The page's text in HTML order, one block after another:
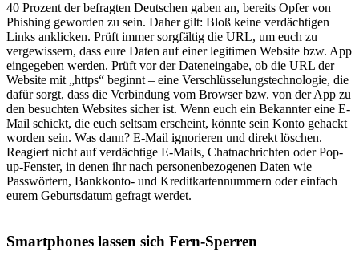
40 Prozent der befragten Deutschen gaben an, bereits Opfer von
Phishing geworden zu sein. Daher gilt: Bloß keine verdächtigen
Links anklicken. Prüft immer sorgfältig die URL, um euch zu
vergewissern, dass eure Daten auf einer legitimen Website bzw. App
eingegeben werden. Prüft vor der Dateneingabe, ob die URL der
Website mit „https“ beginnt ‒ eine Verschlüsselungstechnologie, die
dafür sorgt, dass die Verbindung vom Browser bzw. von der App zu
den besuchten Websites sicher ist. Wenn euch ein Bekannter eine E-
Mail schickt, die euch seltsam erscheint, könnte sein Konto gehackt
worden sein. Was dann? E-Mail ignorieren und direkt löschen.
Reagiert nicht auf verdächtige E-Mails, Chatnachrichten oder Pop-
up-Fenster, in denen ihr nach personenbezogenen Daten wie
Passwörtern, Bankkonto- und Kreditkartennummern oder einfach
eurem Geburtsdatum gefragt werdet.
Smartphones lassen sich Fern-Sperren